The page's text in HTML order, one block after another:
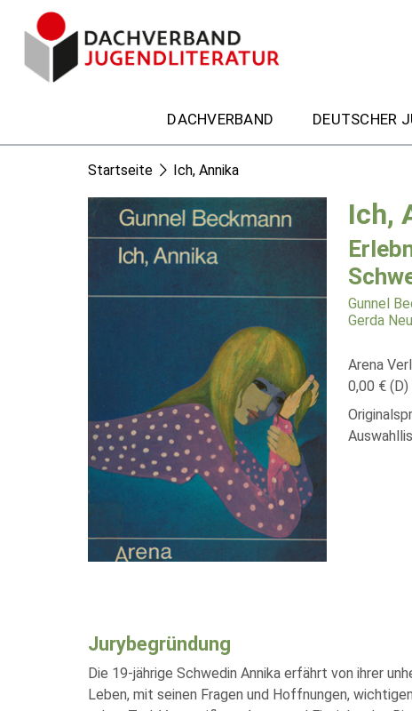
DACHVERBAND DEUTSCHER
Startseite Ich, Annika
Ich,
Gunnel
Gerda
Arena
0,00 € (D)
Jurybegründung
Die 19-jährige Schwedin Annika erfährt von ihrer
Leben, mit seinen Fragen und Hoffnungen,